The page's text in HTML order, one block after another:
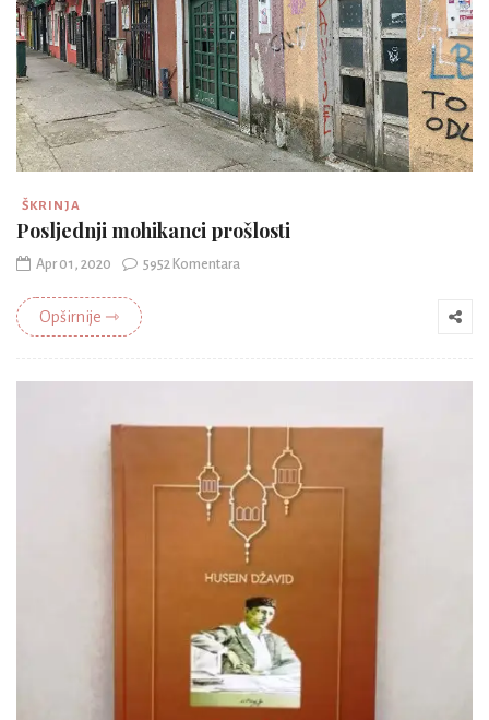
ŠKRINJA
Posljednji mohikanci prošlosti
Apr 01, 2020 5952 Komentara
Opširnije ⇾